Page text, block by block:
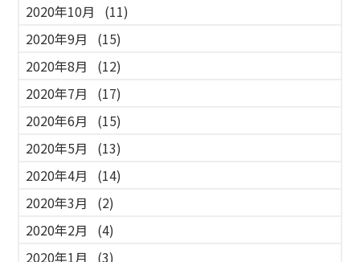
2020年10月
(11)
2020年9月
(15)
2020年8月
(12)
2020年7月
(17)
2020年6月
(15)
2020年5月
(13)
2020年4月
(14)
2020年3月
(2)
2020年2月
(4)
2020年1月
(3)